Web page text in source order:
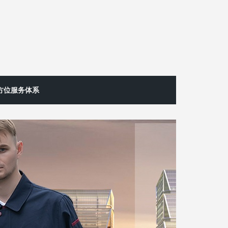
位服务体系